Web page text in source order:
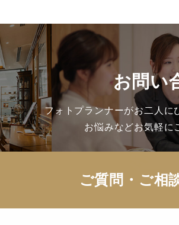
お問い
フォトプランナーがお二人に
お悩みなどお気軽に
ご質問・ご相